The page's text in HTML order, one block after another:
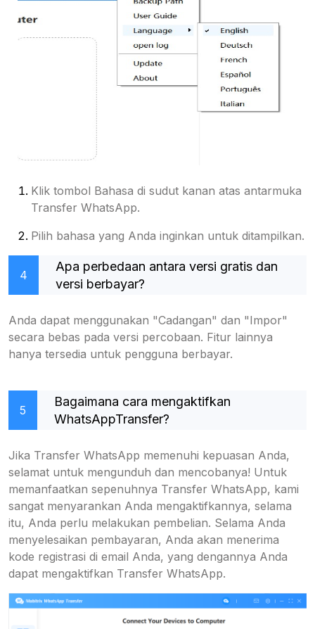
Klik tombol Bahasa di sudut kanan atas antarmuka
Transfer WhatsApp.
Pilih bahasa yang Anda inginkan untuk ditampilkan.
4
Apa perbedaan antara versi gratis dan
versi berbayar?
Anda dapat menggunakan "Cadangan" dan "Impor"
secara bebas pada versi percobaan. Fitur lainnya
hanya tersedia untuk pengguna berbayar.
5
Bagaimana cara mengaktifkan
WhatsAppTransfer?
Jika Transfer WhatsApp memenuhi kepuasan Anda,
selamat untuk mengunduh dan mencobanya! Untuk
memanfaatkan sepenuhnya Transfer WhatsApp, kami
sangat menyarankan Anda mengaktifkannya, selama
itu, Anda perlu melakukan pembelian. Selama Anda
menyelesaikan pembayaran, Anda akan menerima
kode registrasi di email Anda, yang dengannya Anda
dapat mengaktifkan Transfer WhatsApp.